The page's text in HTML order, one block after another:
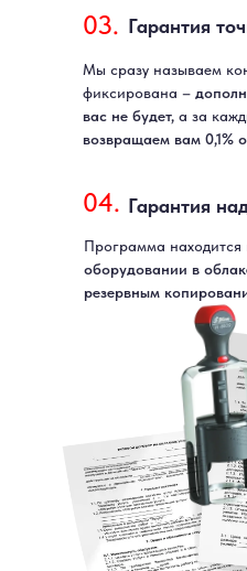
Гарантия
Мы сразу называем
фиксирована –
вас не будет, а за
возвращаем вам 0,1%
Программа находится
оборудовании в
резервным
Гарантия
03.
04.